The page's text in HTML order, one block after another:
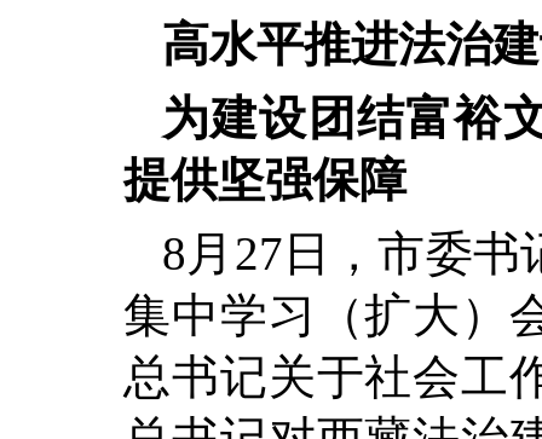
高水平推进法治
为建设团结富裕
提供坚强保障
8月27日，市委
集中学习（扩大）
总书记关于社会工